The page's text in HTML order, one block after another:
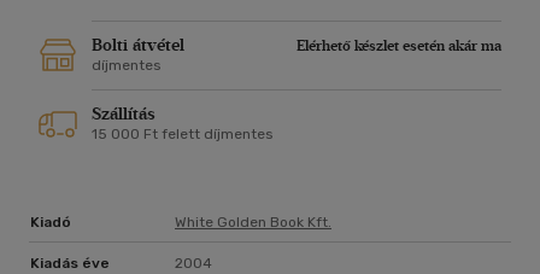
Bolti átvétel
Elérhető készlet esetén akár ma
díjmentes
Szállítás
15 000 Ft felett díjmentes
Kiadó White Golden Book Kft.
Kiadás éve 2004